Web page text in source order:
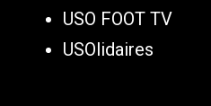
USO FOOT TV
USOlidaires